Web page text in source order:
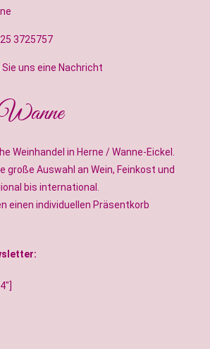
3725757
uns eine Nachricht
Weinhandel in Herne / Wanne-Eickel.
große Auswahl an Wein, Feinkost und
bis international.
einen individuellen Präsentkorb